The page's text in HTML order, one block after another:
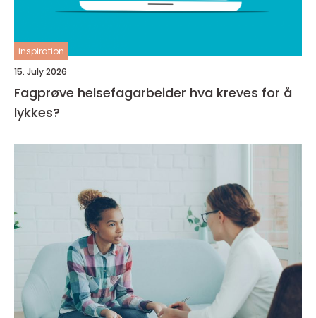
inspiration
15. July 2026
Fagprøve helsefagarbeider hva kreves for å
lykkes?